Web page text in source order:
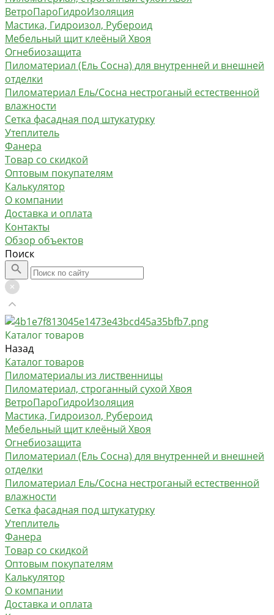
ВетроПароГидроИзоляция
Мастика, Гидроизол, Рубероид
Мебельный щит клеёный Хвоя
Огнебиозащита
Пиломатериал (Ель Сосна) для внутренней и внешней
отделки
Пиломатериал Ель/Сосна нестроганый естественной
влажности
Сетка фасадная под штукатурку
Утеплитель
Фанера
Товар со скидкой
Оптовым покупателям
Калькулятор
О компании
Доставка и оплата
Контакты
Обзор объектов
Поиск
Каталог товаров
Назад
Каталог товаров
Пиломатериалы из лиственницы
Пиломатериал, строганный сухой Хвоя
ВетроПароГидроИзоляция
Мастика, Гидроизол, Рубероид
Мебельный щит клеёный Хвоя
Огнебиозащита
Пиломатериал (Ель Сосна) для внутренней и внешней
отделки
Пиломатериал Ель/Сосна нестроганый естественной
влажности
Сетка фасадная под штукатурку
Утеплитель
Фанера
Товар со скидкой
Оптовым покупателям
Калькулятор
О компании
Доставка и оплата